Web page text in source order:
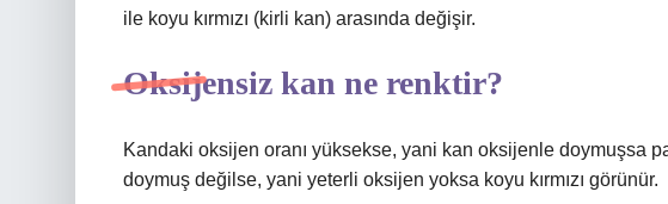
ile koyu kırmızı (kirli kan) arasında değişir.
Oksijensiz kan ne renktir?
Kandaki oksijen oranı yüksekse, yani kan oksijenle doymuşsa
doymuş değilse, yani yeterli oksijen yoksa koyu kırmızı görünür.